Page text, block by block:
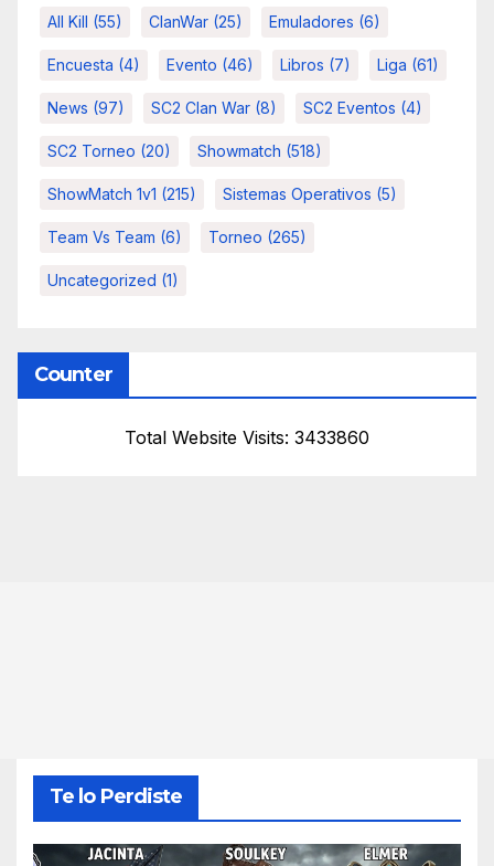
All Kill (55) ClanWar (25) Emuladores (6)
Encuesta (4) Evento (46) Libros (7) Liga (61)
News (97) SC2 Clan War (8) SC2 Eventos (4)
SC2 Torneo (20) Showmatch (518)
ShowMatch 1v1 (215) Sistemas Operativos (5)
Team Vs Team (6) Torneo (265)
Uncategorized (1)
Counter
Total Website Visits: 3433860
Te lo Perdiste